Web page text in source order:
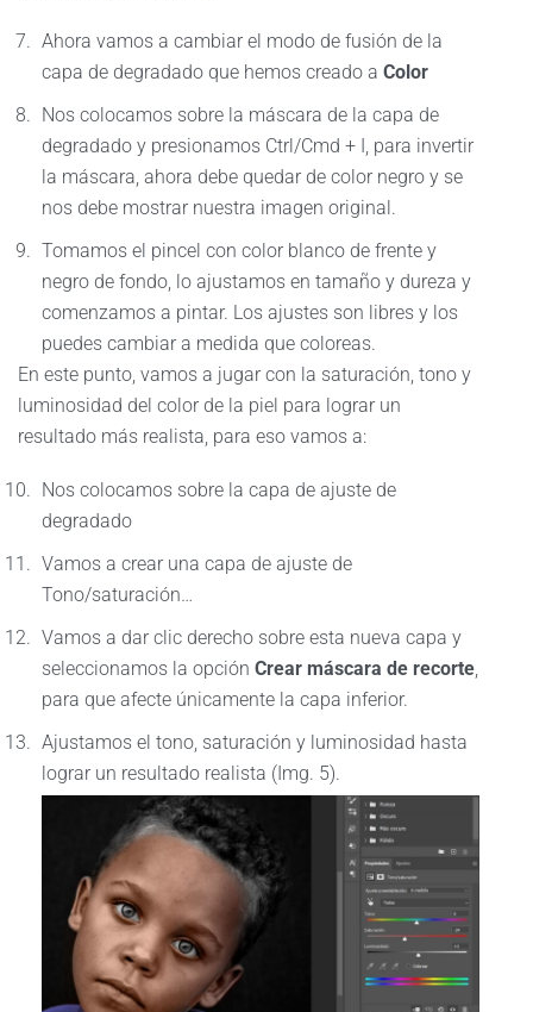
Ahora vamos a cambiar el modo de fusión de la
capa de degradado que hemos creado a Color
Nos colocamos sobre la máscara de la capa de
degradado y presionamos Ctrl/Cmd + I, para invertir
la máscara, ahora debe quedar de color negro y se
nos debe mostrar nuestra imagen original.
Tomamos el pincel con color blanco de frente y
negro de fondo, lo ajustamos en tamaño y dureza y
comenzamos a pintar. Los ajustes son libres y los
puedes cambiar a medida que coloreas.
En este punto, vamos a jugar con la saturación, tono y
luminosidad del color de la piel para lograr un
resultado más realista, para eso vamos a:
Nos colocamos sobre la capa de ajuste de
degradado
Vamos a crear una capa de ajuste de
Tono/saturación…
Vamos a dar clic derecho sobre esta nueva capa y
seleccionamos la opción Crear máscara de recorte
para que afecte únicamente la capa inferior.
Ajustamos el tono, saturación y luminosidad hasta
lograr un resultado realista (Img. 5).